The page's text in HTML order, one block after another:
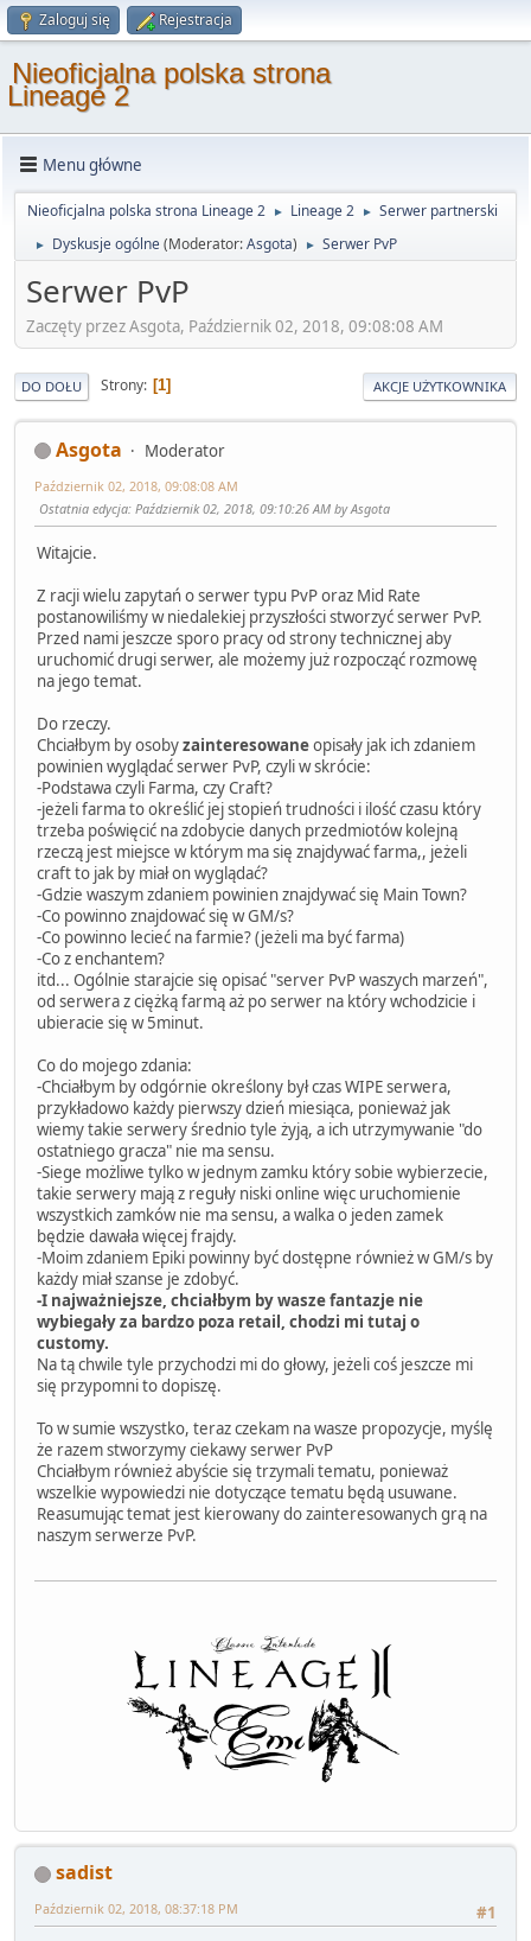
Zaloguj się Rejestracja
Nieoficjalna polska strona
Lineage 2
Menu główne
Nieoficjalna polska strona Lineage 2 ► Lineage 2 ► Serwer partnerski
► Dyskusje ogólne(Moderator:Asgota) ► Serwer PvP
Serwer PvP
Zaczęty przez Asgota, Październik 02, 2018, 09:08:08 AM
DO DOŁU Strony 1 AKCJE UŻYTKOWNIKA
Asgota Moderator
Październik 02, 2018, 09:08:08 AM
Ostatnia edycja: Październik 02, 2018, 09:10:26 AM by Asgota
Witajcie.
Z racji wielu zapytań o serwer typu PvP oraz Mid Rate
postanowiliśmy w niedalekiej przyszłości stworzyć serwer PvP.
Przed nami jeszcze sporo pracy od strony technicznej aby
uruchomić drugi serwer, ale możemy już rozpocząć rozmowę
na jego temat.
Do rzeczy.
Chciałbym by osobyzainteresowaneopisały jak ich zdaniem
powinien wyglądać serwer PvP, czyli w skrócie:
-Podstawa czyli Farma, czy Craft?
-jeżeli farma to określić jej stopień trudności i ilość czasu który
trzeba poświęcić na zdobycie danych przedmiotów kolejną
rzeczą jest miejsce w którym ma się znajdywać farma,, jeżeli
craft to jak by miał on wyglądać?
-Gdzie waszym zdaniem powinien znajdywać się Main Town?
-Co powinno znajdować się w GM/s?
-Co powinno lecieć na farmie? (jeżeli ma być farma)
-Co z enchantem?
itd... Ogólnie starajcie się opisać "server PvP waszych marzeń",
od serwera z ciężką farmą aż po serwer na który wchodzicie i
ubieracie się w 5minut.
Co do mojego zdania:
-Chciałbym by odgórnie określony był czas WIPE serwera,
przykładowo każdy pierwszy dzień miesiąca, ponieważ jak
wiemy takie serwery średnio tyle żyją, a ich utrzymywanie "do
ostatniego gracza" nie ma sensu.
-Siege możliwe tylko w jednym zamku który sobie wybierzecie,
takie serwery mają z reguły niski online więc uruchomienie
wszystkich zamków nie ma sensu, a walka o jeden zamek
będzie dawała więcej frajdy.
-Moim zdaniem Epiki powinny być dostępne również w GM/s by
każdy miał szanse je zdobyć.
-I najważniejsze, chciałbym by wasze fantazje nie
wybiegały za bardzo poza retail, chodzi mi tutaj o
customy.
Na tą chwile tyle przychodzi mi do głowy, jeżeli coś jeszcze mi
się przypomni to dopiszę.
To w sumie wszystko, teraz czekam na wasze propozycje, myślę
że razem stworzymy ciekawy serwer PvP
Chciałbym również abyście się trzymali tematu, ponieważ
wszelkie wypowiedzi nie dotyczące tematu będą usuwane.
Reasumując temat jest kierowany do zainteresowanych grą na
naszym serwerze PvP.
sadist
#1
Październik 02, 2018, 08:37:18 PM